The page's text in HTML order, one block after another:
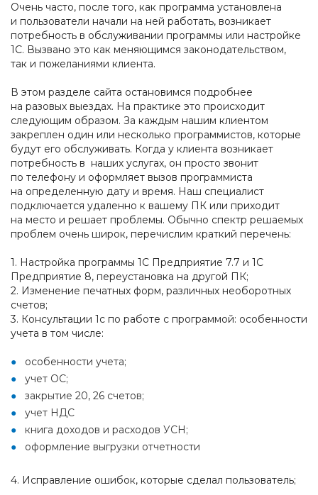
Очень часто, после того, как программа установлена
и пользователи начали на ней работать, возникает
потребность в обслуживании программы или настройке
1С. Вызвано это как меняющимся законодательством,
так и пожеланиями клиента.
В этом разделе сайта остановимся подробнее
на разовых выездах. На практике это происходит
следующим образом. За каждым нашим клиентом
закреплен один или несколько программистов, которые
будут его обслуживать. Когда у клиента возникает
потребность в наших услугах, он просто звонит
по телефону и оформляет вызов программиста
на определенную дату и время. Наш специалист
подключается удаленно к вашему ПК или приходит
на место и решает проблемы. Обычно спектр решаемых
проблем очень широк, перечислим краткий перечень:
1. Настройка программы 1С Предприятие 7.7 и 1С
Предприятие 8, переустановка на другой ПК;
2. Изменение печатных форм, различных необоротных
счетов;
3. Консультации 1с по работе с программой: особенности
учета в том числе:
особенности учета;
учет ОС;
закрытие 20, 26 счетов;
учет НДС
книга доходов и расходов УСН;
оформление выгрузки отчетности
4. Исправление ошибок, которые сделал пользователь;